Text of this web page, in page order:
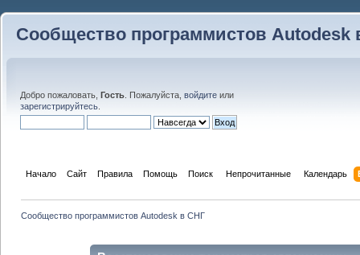
Сообщество программистов Autodesk
Добро пожаловать, Гость . Пожалуйста, войдите или
зарегистрируйтесь
Начало Сайт Правила Помощь Поиск Непрочитанные Календарь
Сообщество программистов Autodesk в СНГ